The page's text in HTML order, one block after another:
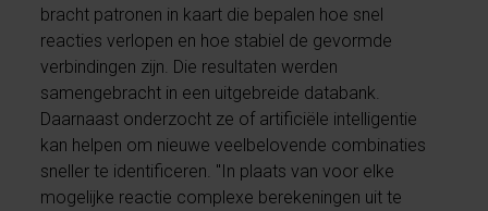
bracht patronen in kaart die bepalen hoe snel
reacties verlopen en hoe stabiel de gevormde
verbindingen zijn. Die resultaten werden
samengebracht in een uitgebreide databank.
Daarnaast onderzocht ze of artificiële intelligentie
kan helpen om nieuwe veelbelovende combinaties
sneller te identificeren. "In plaats van voor elke
mogelijke reactie complexe berekeningen uit te